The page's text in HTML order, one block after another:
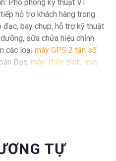
Phó phòng kỹ thuật VT
hỗ trợ khách hàng trong
đạc, bay chụp, hỗ trợ kỹ thuật
sữa chửa hiệu chỉnh
các loại máy GPS 2 tần số
Đạc, máy Thủy Bình, máy
TỰ